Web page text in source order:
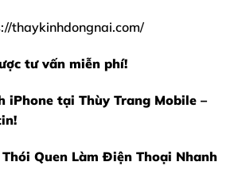
thaykinhdongnai.com/
tư vấn miễn phí!
iPhone tại Thùy Trang Mobile –
Thói Quen Làm Điện Thoại Nhanh